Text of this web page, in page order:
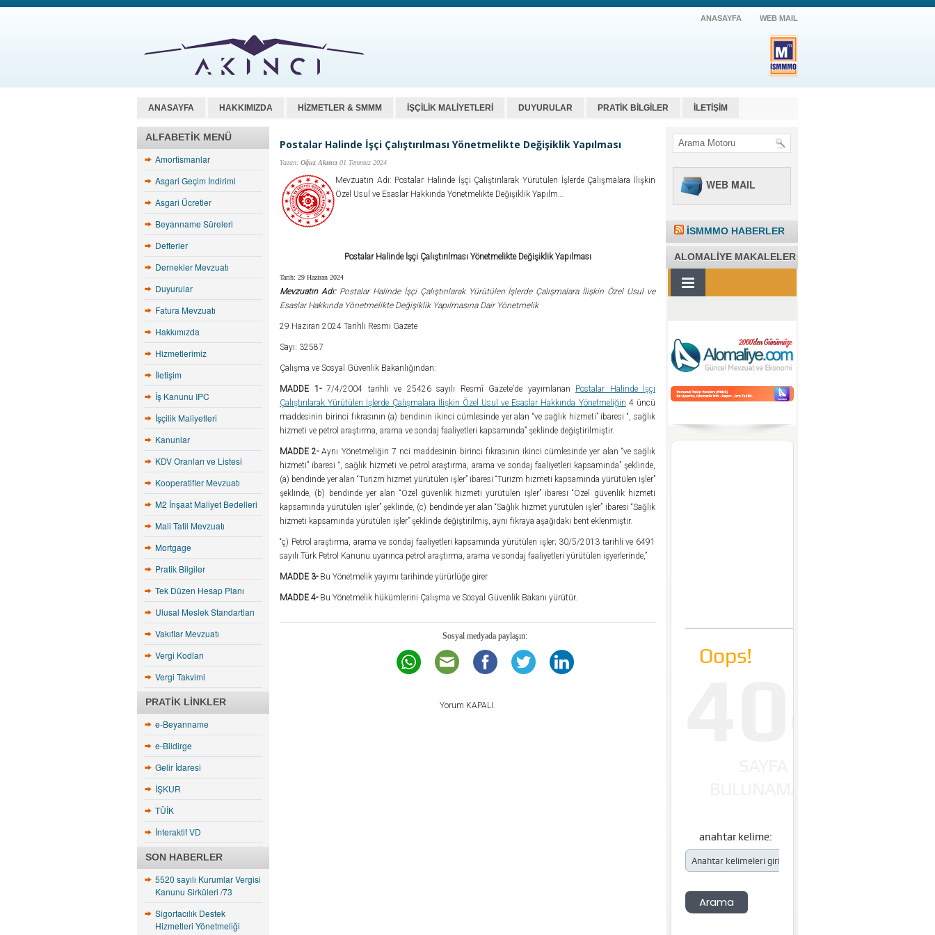
ANASAYFA WEB MAIL
ANASAYFA HAKKIMIZDA HİZMETLER & SMMM İŞÇİLİK MALİYETLERİ DUYURULAR PRATİK BİLGİLER İLETİŞİM
ALFABETIK MENÜ
Amortismanlar
Asgari Geçim İndirimi
Asgari Ücretler
Beyanname Süreleri
Defterler
Dernekler Mevzuatı
Duyurular
Fatura Mevzuatı
Hakkımızda
Hizmetlerimiz
İletişim
İş Kanunu IPC
İşçilik Maliyetleri
Kanunlar
KDV Oranları ve Listesi
Kooperatifler Mevzuatı
M2 İnşaat Maliyet Bedelleri
Mali Tatil Mevzuatı
Mortgage
Pratik Bilgiler
Tek Düzen Hesap Planı
Ulusal Meslek Standartları
Vakıflar Mevzuatı
Vergi Kodları
Vergi Takvimi
PRATIK LINKLER
e-Beyanname
e-Bildirge
Gelir İdaresi
İŞKUR
TÜİK
İnteraktif VD
SON HABERLER
5520 sayılı Kurumlar Vergisi
Kanunu Sirküleri /73
Sigortacılık Destek
Hizmetleri Yönetmeliği
Postalar Halinde İşçi Çalıştırılması Yönetmelikte Değişiklik Yapılması
Yazan: Oğuz Akıncı 01 Temmuz 2024
Mevzuatın Adı: Postalar Halinde İşçi Çalıştırılarak Yürütülen İşlerde Çalışmalara İlişkin
Özel Usul ve Esaslar Hakkında Yönetmelikte Değişiklik Yapılm…
Postalar Halinde İşçi Çalıştırılması Yönetmelikte Değişiklik Yapılması
Tarih: 29 Haziran 2024
Mevzuatın Adı:Postalar Halinde İşçi Çalıştırılarak Yürütülen İşlerde Çalışmalara İlişkin Özel Usul ve
Esaslar Hakkında Yönetmelikte Değişiklik Yapılmasına Dair Yönetmelik
29 Haziran 2024 Tarihli Resmi Gazete
Sayı: 32587
Çalışma ve Sosyal Güvenlik Bakanlığından:
MADDE 1- 7/4/2004 tarihli ve 25426 sayılı Resmî Gazete’de yayımlanan Postalar Halinde İşçi
Çalıştırılarak Yürütülen İşlerde Çalışmalara İlişkin Özel Usul ve Esaslar Hakkında Yönetmeliğin 4 üncü
maddesinin birinci fıkrasının (a) bendinin ikinci cümlesinde yer alan “ve sağlık hizmeti” ibaresi “, sağlık
hizmeti ve petrol araştırma, arama ve sondaj faaliyetleri kapsamında” şeklinde değiştirilmiştir.
MADDE 2-Aynı Yönetmeliğin 7 nci maddesinin birinci fıkrasının ikinci cümlesinde yer alan “ve sağlık
hizmeti” ibaresi “, sağlık hizmeti ve petrol araştırma, arama ve sondaj faaliyetleri kapsamında” şeklinde,
(a) bendinde yer alan “Turizm hizmet yürütülen işler” ibaresi “Turizm hizmeti kapsamında yürütülen işler”
şeklinde, (b) bendinde yer alan “Özel güvenlik hizmeti yürütülen işler” ibaresi “Özel güvenlik hizmeti
kapsamında yürütülen işler” şeklinde, (c) bendinde yer alan “Sağlık hizmet yürütülen işler” ibaresi “Sağlık
hizmeti kapsamında yürütülen işler” şeklinde değiştirilmiş, aynı fıkraya aşağıdaki bent eklenmiştir.
“ç) Petrol araştırma, arama ve sondaj faaliyetleri kapsamında yürütülen işler; 30/5/2013 tarihli ve 6491
sayılı Türk Petrol Kanunu uyarınca petrol araştırma, arama ve sondaj faaliyetleri yürütülen işyerlerinde,”
MADDE 3- Bu Yönetmelik yayımı tarihinde yürürlüğe girer.
MADDE 4- Bu Yönetmelik hükümlerini Çalışma ve Sosyal Güvenlik Bakanı yürütür.
Sosyal medyada paylaşın:
Yorum KAPALI.
WEB MAIL
İSMMMO HABERLER
ALOMALIYE MAKALELER